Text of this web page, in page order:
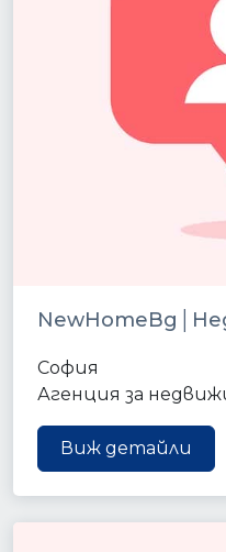
София
Агенция за
Виж детайли